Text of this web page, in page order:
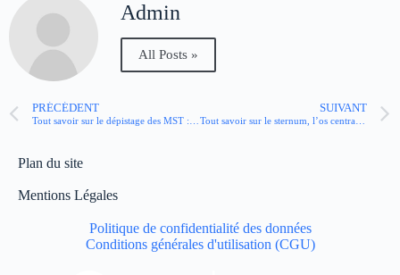
Admin
All Posts »
PRÉCÉDENT
Tout savoir sur le dépistage des MST : où, quand, comment ?
SUIVANT
Tout savoir sur le sternum, l’os central de la cage thoracique
Plan du site
Mentions Légales
Politique de confidentialité des données
Conditions générales d'utilisation (CGU)